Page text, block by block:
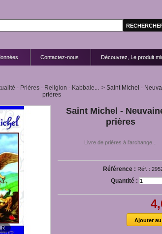
Contactez-nous Découvrez, Le produit
- Prières - Religion - Kabbale... > Saint Michel -
prières
Saint Michel -
prières
Livre de prières à l'archange...
Référence : Réf. :
Quantité :